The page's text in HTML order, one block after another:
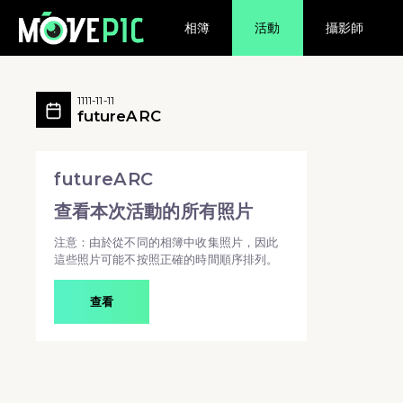
相簿 活動 攝影師
futureARC 所有相片
futureARC - futureARC
1111-11-11
futureARC
futureARC
查看本次活動的所有照片
注意：由於從不同的相簿中收集照片，因此
這些照片可能不按照正確的時間順序排列。
查看